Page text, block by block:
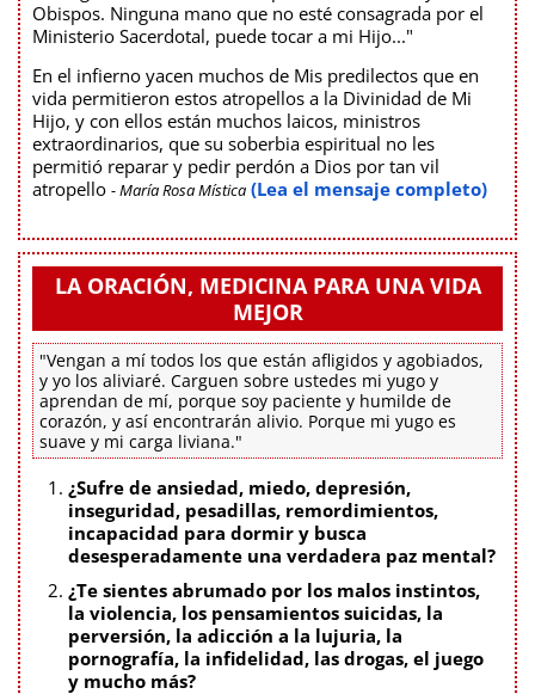
Obispos. Ninguna mano que no esté consagrada por el
Ministerio Sacerdotal, puede tocar a mi Hijo..."
En el infierno yacen muchos de Mis predilectos que en
vida permitieron estos atropellos a la Divinidad de Mi
Hijo, y con ellos están muchos laicos, ministros
extraordinarios, que su soberbia espiritual no les
permitió reparar y pedir perdón a Dios por tan vil
atropello - María Rosa Mística (Lea el mensaje completo)
LA ORACIÓN, MEDICINA PARA UNA VIDA
MEJOR
"Vengan a mí todos los que están afligidos y agobiados,
y yo los aliviaré. Carguen sobre ustedes mi yugo y
aprendan de mí, porque soy paciente y humilde de
corazón, y así encontrarán alivio. Porque mi yugo es
suave y mi carga liviana."
¿Sufre de ansiedad, miedo, depresión,
inseguridad, pesadillas, remordimientos,
incapacidad para dormir y busca
desesperadamente una verdadera paz mental?
¿Te sientes abrumado por los malos instintos,
la violencia, los pensamientos suicidas, la
perversión, la adicción a la lujuria, la
pornografía, la infidelidad, las drogas, el juego
y mucho más?